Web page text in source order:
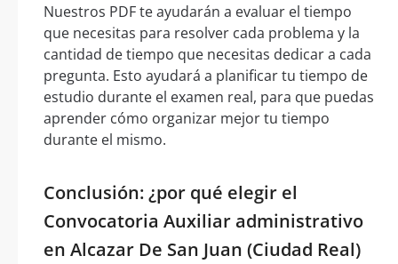
Nuestros PDF te ayudarán a evaluar el tiempo
que necesitas para resolver cada problema y la
cantidad de tiempo que necesitas dedicar a cada
pregunta. Esto ayudará a planificar tu tiempo de
estudio durante el examen real, para que puedas
aprender cómo organizar mejor tu tiempo
durante el mismo.
Conclusión: ¿por qué elegir el
Convocatoria Auxiliar administrativo
en Alcazar De San Juan (Ciudad Real)